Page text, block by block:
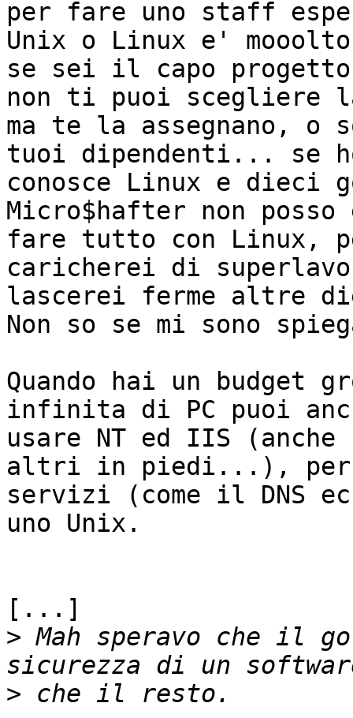
per fare uno staff
Unix o Linux e'
se sei il capo
non ti puoi scegliere
ma te la assegnano, o
tuoi dipendenti... se
conosce Linux e dieci
Micro$hafter non
fare tutto con Linux,
caricherei di
lascerei ferme altre
Non so se mi sono
Quando hai un budget
infinita di PC puoi
usare NT ed IIS (anche
altri in piedi...),
servizi (come il DNS
uno Unix.
[...]
> Mah speravo che il
>